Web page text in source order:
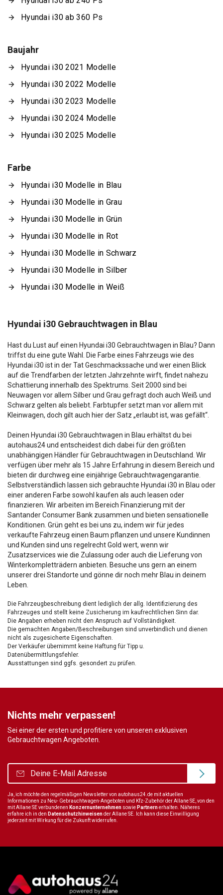
Hyundai i30 ab 360 Ps
Baujahr
Hyundai i30 2021 Modelle
Hyundai i30 2022 Modelle
Hyundai i30 2023 Modelle
Hyundai i30 2024 Modelle
Hyundai i30 2025 Modelle
Farbe
Hyundai i30 Modelle in Blau
Hyundai i30 Modelle in Grau
Hyundai i30 Modelle in Grün
Hyundai i30 Modelle in Rot
Hyundai i30 Modelle in Schwarz
Hyundai i30 Modelle in Silber
Hyundai i30 Modelle in Weiß
Hyundai i30 Gebrauchtwagen in Blau
Hast du Lust auf einen Hyundai i30 Gebrauchtwagen in Blau? Dann
triffst du eine gute Wahl. Die Farbe eines Fahrzeugs wie des
Hyundai i30 ist in der Tat Geschmackssache und wer einen Blick
auf die Trendfarben der letzten Jahrzehnte wirft, findet nahezu
Schattierung innerhalb des Spektrums. Seit 2000 sind bei
Neuwagen vor allem Silber und Grau gefragt doch auch Weiß und
Schwarz gelten als beliebt. Farbtupfer setzt man vor allem mit
Kleinwagen, doch gilt auch hier der Satz „erlaubt ist, was gefällt“.
Deinen Hyundai i30 Gebrauchtwagen in Blau erhältst du bei
autohaus24 und entscheidest dich dabei für den größten
unabhängigen Händler für Gebrauchtwagen in Deutschland. Wir
verfügen über mehr als 15 Jahre Erfahrung in diesem Bereich und
bieten dir durchweg eine einjährige Gebrauchtwagengarantie.
Selbstverständlich lassen sich gebrauchte Hyundai i30 in Blau oder
einer anderen Farbe sowohl kaufen als auch leasen oder
finanzieren. Wir arbeiten im Bereich Finanzierung mit der
Santander Consumer Bank zusammen und bieten sensationelle
Konditionen. Grün geht es bei uns zu, indem wir für jedes
verkaufte Fahrzeug einen Baum pflanzen und unsere Kundinnen
und Kunden sind uns regelrecht Gold wert, wenn wir
Zusatzservices wie die Zulassung oder auch die Lieferung von
Winterkompletträdern anbieten. Besuche uns gern an einem
unserer drei Standorte und gönne dir noch mehr Blau in deinem
Leben.
Die Fahrzeugbeschreibung dient lediglich der allg. Identifizierung des
Fahrzeuges und stellt keine Zusicherung im kaufrechtlichen Sinn dar.
Die Angaben erheben nicht den Anspruch auf Vollständigkeit.
Die gemachten Angaben/Beschreibungen sind unverbindlich und dienen
nicht als zugesicherte Eigenschaften.
Der Verkäufer übernimmt keine Haftung für Tipp u.
Datenübermittlungsfehler.
Ausstattungen sind ggfs. gesondert zu prüfen.
Nichts mehr verpassen!
Sei einer der ersten und profitiere von unseren exklusiven
Gebrauchtwagen Angeboten.
Ja, ich möchte den regelmäßigen Newsletter von autohaus24.de mit aktuellen
Informationen zu Neu- Gebrauchtwagen-Angeboten und Kfz-Zubehör der Allane SE, von den
mit Allane SE verbundenen Konzernunternehmen sowie Partnernerhalten. Näheres
erfahre ich in den Datenschutzhinweisender Allane SE. Ich kann diese Einwilligung
jederzeit mit Wirkung für die Zukunft widerrufen.